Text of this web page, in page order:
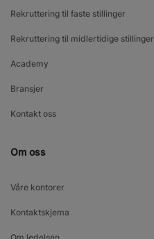
Rekruttering til faste stillinger
Rekruttering til midlertidige stillinger
Academy
Bransjer
Kontakt oss
Om oss
Våre kontorer
Kontaktskjema